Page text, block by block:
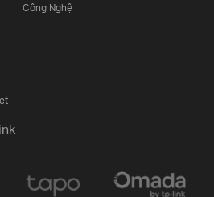
Công Nghệ